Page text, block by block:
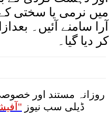
میں نرمی یا سختی
آرا سامنے آئیں۔
کر دیا گیا۔
روزانہ مستند اور
ڈیلی سب نیوز